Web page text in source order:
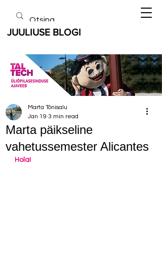
JUULIUSE BLOGI
Marta päikseline
vahetussemester Alicantes
Marta Tõnisalu
Jan 19 3 min read
Hola!